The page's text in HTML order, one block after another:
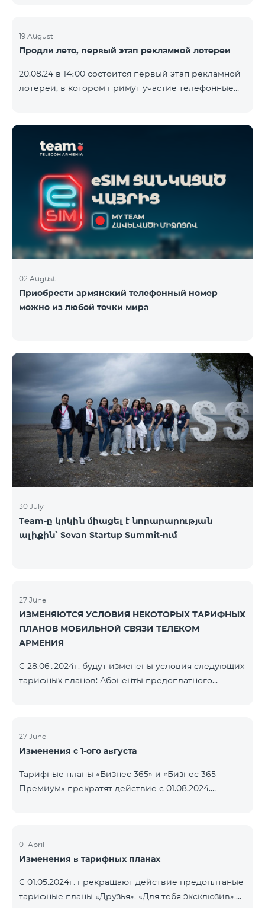
19 August
Продли лето, первый этап рекламной лотереи
20.08.24 в 14։00 состоится первый этап рекламной
лотереи, в котором примут участие телефонные
Выигравшие номера телефонов будут выбраны с
помощью генератора случайных чисел. Следите за
нами на официальных каналах Team в Facebook и
YouTube. Подробнее:
https://www.telecomarmenia.am/ru/B2S
02 August
Приобрести армянский телефонный номер
можно из любой точки мира
30 July
Team-ը կրկին միացել է նորարարության
ալիքին՝ Sevan Startup Summit-ում
27 June
ИЗМЕНЯЮТСЯ УСЛОВИЯ НЕКОТОРЫХ ТАРИФНЫХ
ПЛАНОВ МОБИЛЬНОЙ СВЯЗИ ТЕЛЕКОМ
АРМЕНИЯ
С 28.06․2024г. будут изменены условия следующих
тарифных планов: Абоненты предоплатного
ГБ вместо прежних 10 ГБ. Ежемесячная плата
останется неизменной. Действующие абоненты
активации пакета. Абоненты предоплатного
тарифного плана «Be Free » получат получат 1000
27 June
Изменения с 1-ого августа
Тарифные планы «Бизнес 365» и «Бизнес 365
Премиум» прекратят действие с 01.08.2024.
01 April
Изменения в тарифных планах
С 01.05.2024г. прекращают действие предоплтаные
тарифные планы «Друзья», «Для тебя эксклюзив»,